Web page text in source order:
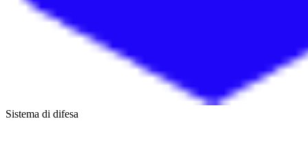
Sistema di difesa